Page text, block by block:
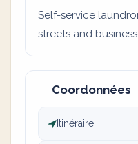
Self-service
streets and
Coordonnées
Itinéraire